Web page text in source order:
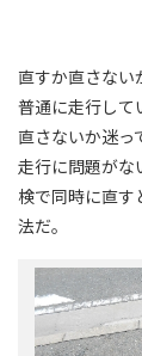
直すか直さない
普通に走行して
直さないか迷っ
走行に問題がな
検で同時に直す
法だ。